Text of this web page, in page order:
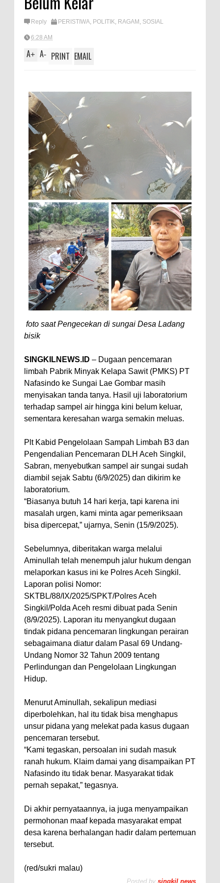
Reply PERISTIWA, POLITIK, RAGAM , SOSIAL
6:28 AM
A+ A- PRINT EMAIL
foto saat Pengecekan di sungai Desa Ladang
bisik
SINGKILNEWS.ID – Dugaan pencemaran
limbah Pabrik Minyak Kelapa Sawit (PMKS) PT
Nafasindo ke Sungai Lae Gombar masih
menyisakan tanda tanya. Hasil uji laboratorium
terhadap sampel air hingga kini belum keluar,
sementara keresahan warga semakin meluas.
Plt Kabid Pengelolaan Sampah Limbah B3 dan
Pengendalian Pencemaran DLH Aceh Singkil,
Sabran, menyebutkan sampel air sungai sudah
diambil sejak Sabtu (6/9/2025) dan dikirim ke
laboratorium.
“Biasanya butuh 14 hari kerja, tapi karena ini
masalah urgen, kami minta agar pemeriksaan
bisa dipercepat,” ujarnya, Senin (15/9/2025).
Sebelumnya, diberitakan warga melalui
Aminullah telah menempuh jalur hukum dengan
melaporkan kasus ini ke Polres Aceh Singkil.
Laporan polisi Nomor:
SKTBL/88/IX/2025/SPKT/Polres Aceh
Singkil/Polda Aceh resmi dibuat pada Senin
(8/9/2025). Laporan itu menyangkut dugaan
tindak pidana pencemaran lingkungan perairan
sebagaimana diatur dalam Pasal 69 Undang-
Undang Nomor 32 Tahun 2009 tentang
Perlindungan dan Pengelolaan Lingkungan
Hidup.
Menurut Aminullah, sekalipun mediasi
diperbolehkan, hal itu tidak bisa menghapus
unsur pidana yang melekat pada kasus dugaan
pencemaran tersebut.
“Kami tegaskan, persoalan ini sudah masuk
ranah hukum. Klaim damai yang disampaikan PT
Nafasindo itu tidak benar. Masyarakat tidak
pernah sepakat,” tegasnya.
Di akhir pernyataannya, ia juga menyampaikan
permohonan maaf kepada masyarakat empat
desa karena berhalangan hadir dalam pertemuan
tersebut.
(red/sukri malau)
Posted by singkil news